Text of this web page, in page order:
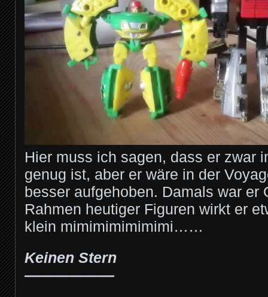
Hier muss ich sagen, dass er zwar
genug ist, aber er wäre in der
besser aufgehoben. Damals war er
Rahmen heutiger Figuren wirkt er
klein mimimimimimimi……
Keinen Stern
——————